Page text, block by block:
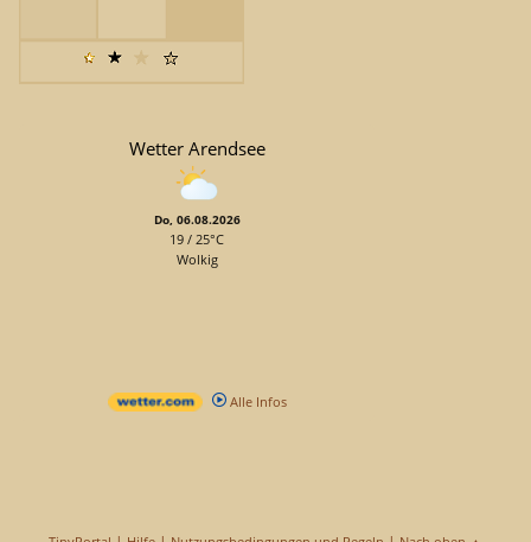
Wetter Arendsee
Do, 06.08.2026
19 / 25°C
Wolkig
Alle Infos